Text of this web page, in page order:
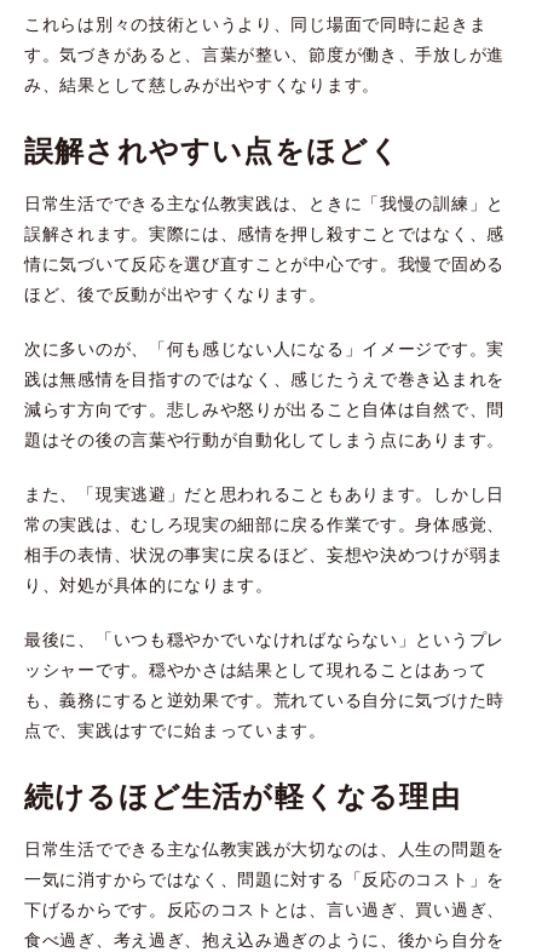
これらは別々の技術というより、同じ場面で同時に起きま
す。気づきがあると、言葉が整い、節度が働き、手放しが進
み、結果として慈しみが出やすくなります。
誤解されやすい点をほどく
日常生活でできる主な仏教実践は、ときに「我慢の訓練」と
誤解されます。実際には、感情を押し殺すことではなく、感
情に気づいて反応を選び直すことが中心です。我慢で固める
ほど、後で反動が出やすくなります。
次に多いのが、「何も感じない人になる」イメージです。実
践は無感情を目指すのではなく、感じたうえで巻き込まれを
減らす方向です。悲しみや怒りが出ること自体は自然で、問
題はその後の言葉や行動が自動化してしまう点にあります。
また、「現実逃避」だと思われることもあります。しかし日
常の実践は、むしろ現実の細部に戻る作業です。身体感覚、
相手の表情、状況の事実に戻るほど、妄想や決めつけが弱ま
り、対処が具体的になります。
最後に、「いつも穏やかでいなければならない」というプレ
ッシャーです。穏やかさは結果として現れることはあって
も、義務にすると逆効果です。荒れている自分に気づけた時
点で、実践はすでに始まっています。
続けるほど生活が軽くなる理由
日常生活でできる主な仏教実践が大切なのは、人生の問題を
一気に消すからではなく、問題に対する「反応のコスト」を
下げるからです。反応のコストとは、言い過ぎ、買い過ぎ、
食べ過ぎ、考え過ぎ、抱え込み過ぎのように、後から自分を